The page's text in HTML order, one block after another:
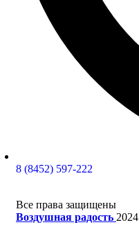
8 (8452) 597-222
Все права защищены
Воздушная радость 2024